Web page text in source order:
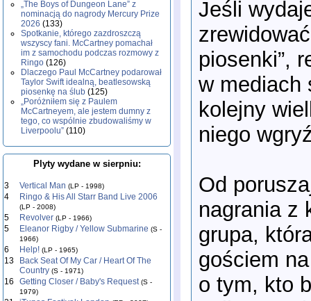
„The Boys of Dungeon Lane” z
nominacją do nagrody Mercury Prize
2026 (133)
Spotkanie, którego zazdroszczą
wszyscy fani. McCartney pomachał
im z samochodu podczas rozmowy z
Ringo (126)
Dlaczego Paul McCartney podarował
Taylor Swift idealną, beatlesowską
piosenkę na ślub (125)
„Poróżniłem się z Paulem
McCartneyem, ale jestem dumny z
tego, co wspólnie zbudowaliśmy w
Liverpoolu” (110)
Plyty wydane w sierpniu:
3 Vertical Man (LP - 1998)
4 Ringo & His All Starr Band Live 2006
(LP - 2008)
5 Revolver (LP - 1966)
5 Eleanor Rigby / Yellow Submarine (S -
1966)
6 Help! (LP - 1965)
13
Back Seat Of My Car / Heart Of The
Country (S - 1971)
16 Getting Closer / Baby's Request (S -
1979)
Jeśli
piosenki”,
w mediach
kolejny
niego
Od
nagrania z
grupa,
gościem
o tym, kto